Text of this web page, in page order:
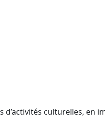
d’activités culturelles, en